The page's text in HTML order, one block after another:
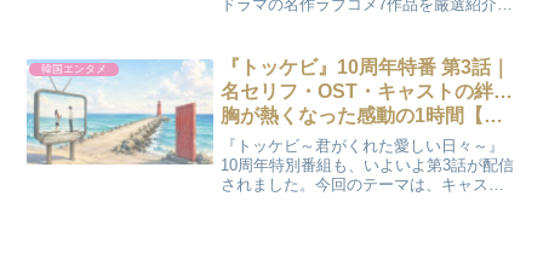
ドラマの名作ラブコメ7作品を厳選紹介。
です。
韓国エンタメ
『トッケビ』10周年特番 第3話｜
名セリフ・OST・キャストの絆…
胸が熱くなった感動の1時間【ネ
タバレ】
『トッケビ～君がくれた愛しい日々～』
10周年特別番組も、いよいよ第3話が配信
されました。今回のテーマは、キャスト